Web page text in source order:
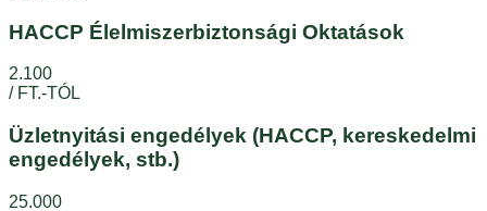
HACCP Élelmiszerbiztonsági Oktatások
2.100
/ FT.-TÓL
Üzletnyitási engedélyek (HACCP, kereskedelmi
engedélyek, stb.)
25.000